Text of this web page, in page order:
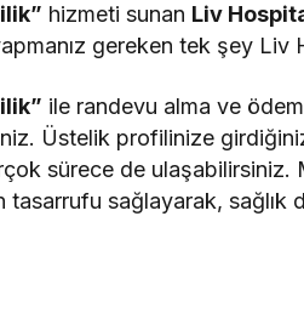
hizmeti sunan Liv
gereken tek şey Liv
ile randevu alma ve
Üstelik profilinize
sürece de ulaşabilirsiniz.
tasarrufu sağlayarak, sağlık